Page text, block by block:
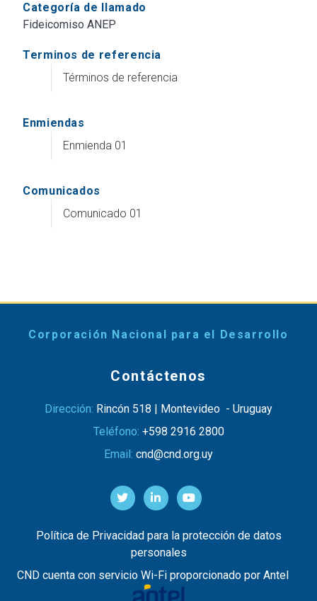
Categoría de llamado
Fideicomiso ANEP
Terminos de referencia
Términos de referencia
Enmiendas
Enmienda 01
Comunicados
Comunicado 01
Corporación Nacional para el Desarrollo
Contáctenos
Dirección: Rincón 518 | Montevideo - Uruguay
Teléfono: +598 2916 2800
Email: cnd@cnd.org.uy
Política de Privacidad para la protección de datos
personales
CND cuenta con servicio Wi-Fi proporcionado por Antel